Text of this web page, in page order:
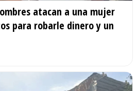
atacan a una mujer
para robarle dinero y un